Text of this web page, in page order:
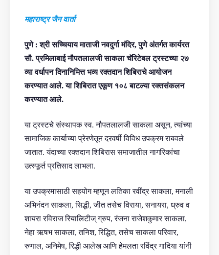
महाराष्ट्र जैन वार्ता
पुणे : श्री सच्चियाय माताजी नवदुर्गा मंदिर, पुणे अंतर्गत कार्यरत
सौ. प्रमिलाबाई नौपतलालजी साकला चॅरिटेबल ट्रस्टच्या २७
व्या वर्धापन दिनानिमित्त भव्य रक्तदान शिबिराचे आयोजन
करण्यात आले. या शिबिरात एकूण १०८ बाटल्या रक्तसंकलन
करण्यात आले.
या ट्रस्टचे संस्थापक स्व. नौपतलालजी साकला असून, त्यांच्या
सामाजिक कार्याच्या प्रेरणेतून दरवर्षी विविध उपक्रम राबवले
जातात. यंदाच्या रक्तदान शिबिरास समाजातील नागरिकांचा
उत्स्फूर्त प्रतिसाद लाभला.
या उपक्रमासाठी सहयोग म्हणून लतिका रवींद्र साकला, मनाली
अभिनंदन साकला, सिद्धी, जीत तसेच विराया, सनायरा, ध्रुव व
शायरा रविराज रियालिटीज् ग्रुप, रंजना राजेशकुमार साकला,
नेहा ऋषभ साकला, तनिश, रिद्धित, तसेच साकला परिवार,
रुणाल, अनिमेष, रिद्धी आलेख आणि हेमलता रविंद्र गादिया यांनी